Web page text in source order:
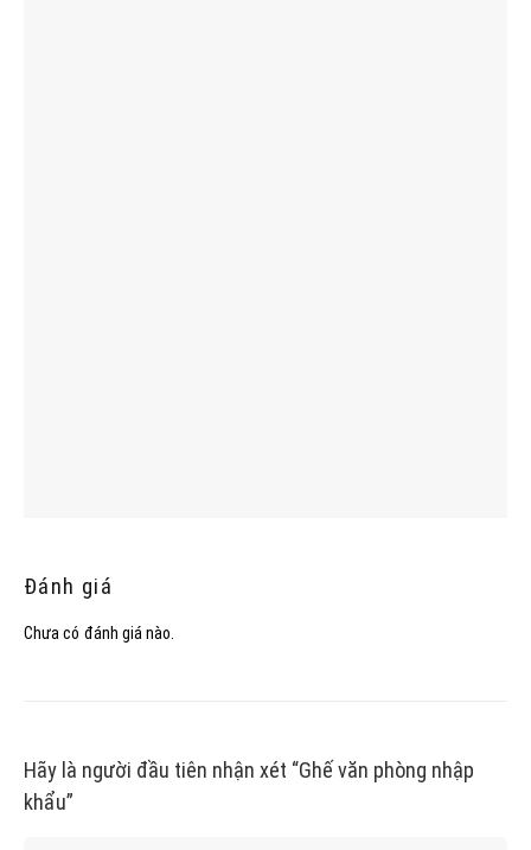
Đánh giá
Chưa có đánh giá nào.
Hãy là người đầu tiên nhận xét “Ghế văn phòng nhập
khẩu”